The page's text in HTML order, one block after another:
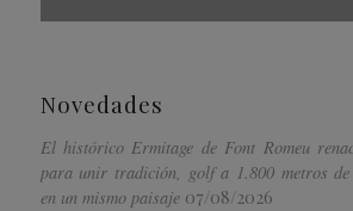
Novedades
El histórico Ermitage de Font Romeu
para unir tradición, golf a 1.800 metros
en un mismo paisaje 07/08/2026